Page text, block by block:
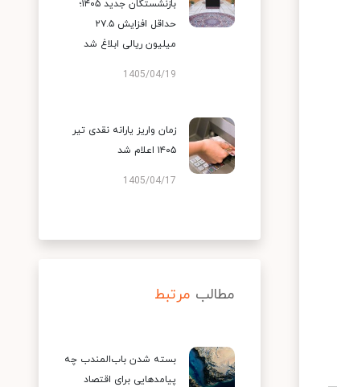
بازنشستگان جدید ۱۴۰۵؛
حداقل افزایش ۲۷.۵
میلیون ریالی ابلاغ شد
1405/04/19
زمان واریز یارانه نقدی تیر
۱۴۰۵ اعلام شد
1405/04/17
مطالب مرتبط
بسته شدن باب‌المندب چه
پیامدهایی برای اقتصاد